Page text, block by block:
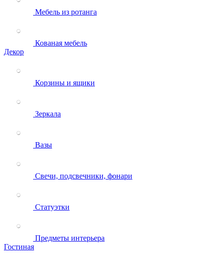
Мебель из ротанга
Кованая мебель
Декор
Корзины и ящики
Зеркала
Вазы
Свечи, подсвечники, фонари
Статуэтки
Предметы интерьера
Гостиная